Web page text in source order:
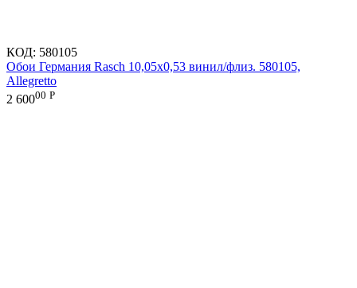
КОД: 580105
Обои Германия Rasch 10,05x0,53 винил/флиз. 580105,
Allegretto
2 60000 Р